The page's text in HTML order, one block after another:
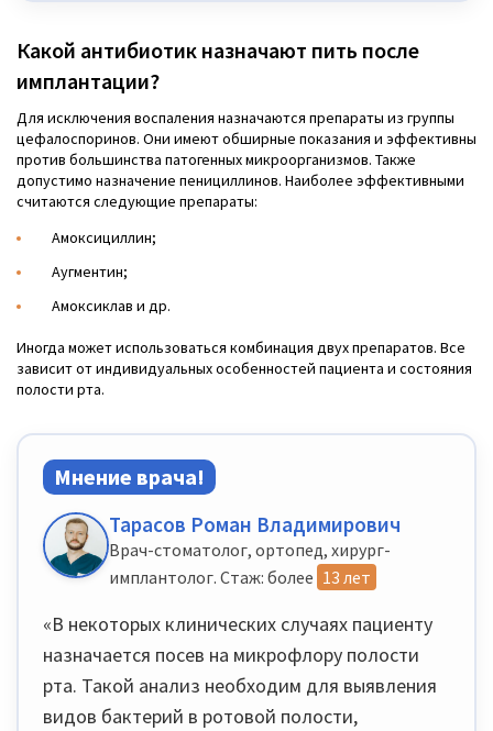
Какой антибиотик назначают пить после
имплантации?
Для исключения воспаления назначаются препараты из группы
цефалоспоринов. Они имеют обширные показания и эффективны
против большинства патогенных микроорганизмов. Также
допустимо назначение пенициллинов. Наиболее эффективными
считаются следующие препараты:
Амоксициллин;
Аугментин;
Амоксиклав и др.
Иногда может использоваться комбинация двух препаратов. Все
зависит от индивидуальных особенностей пациента и состояния
полости рта.
Мнение врача!
Тарасов Роман Владимирович
Врач-стоматолог, ортопед, хирург-
имплантолог. Стаж: более 13 лет
«В некоторых клинических случаях пациенту
назначается посев на микрофлору полости
рта. Такой анализ необходим для выявления
видов бактерий в ротовой полости,